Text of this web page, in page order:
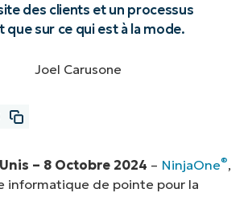
des clients et un processus
que sur ce qui est à la mode.
– 8 Octobre 2024 – NinjaOne®,
informatique de pointe pour la